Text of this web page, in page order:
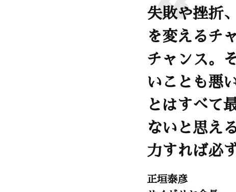
失敗や挫折
を変えるチ
チャンス。
いことも悪
とはすべて
ないと思え
力すれば必
正垣泰彦